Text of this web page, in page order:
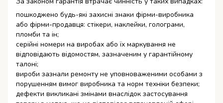
пошкоджено будь-які захисні знаки фірми-виробника
або фірми-продавця: стікери, наклейки, голограми,
пломби та ін;
серійні номери на виробах або їх маркування не
відповідають відомостям, зазначеним у гарантійному
талоні;
вироби зазнали ремонту не уповноваженими особами з
порушенням вимог виробника та норм техніки безпеки;
дефекти викликані змінами внаслідок застосування